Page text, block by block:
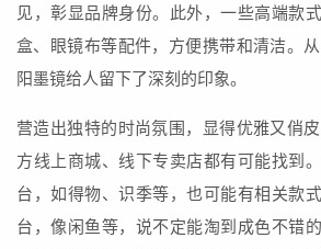
见，彰显品牌身份。此外，一些高端款
盒、眼镜布等配件，方便携带和清洁。
阳墨镜给人留下了深刻的印象。
营造出独特的时尚氛围，显得优雅又俏
方线上商城、线下专卖店都有可能找到
台，如得物、识季等，也可能有相关款
台，像闲鱼等，说不定能淘到成色不错